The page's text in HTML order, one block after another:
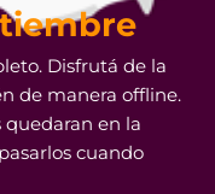
Disfrutá de la
de manera offline.
quedaran en la
cuando